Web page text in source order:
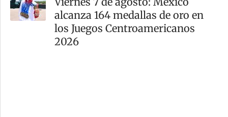
alcanza 164 medallas de oro en
los Juegos Centroamericanos
2026